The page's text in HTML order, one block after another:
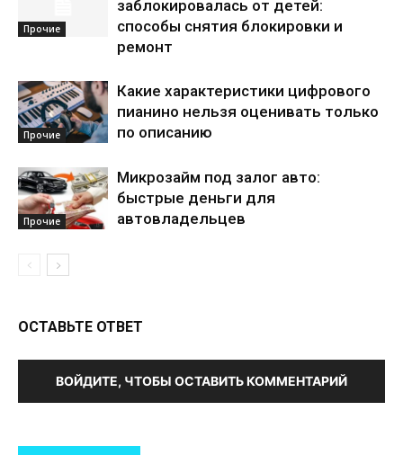
Прочие
заблокировалась от детей:
способы снятия блокировки и
ремонт
Прочие
Какие характеристики цифрового
пианино нельзя оценивать только
по описанию
Прочие
Микрозайм под залог авто:
быстрые деньги для
автовладельцев
ОСТАВЬТЕ ОТВЕТ
ВОЙДИТЕ, ЧТОБЫ ОСТАВИТЬ КОММЕНТАРИЙ